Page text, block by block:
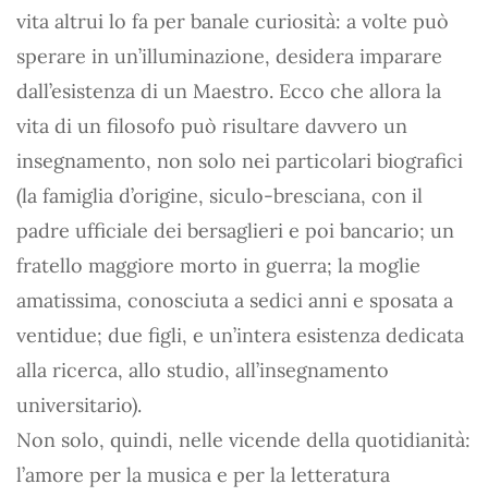
vita altrui lo fa per banale curiosità: a volte può
sperare in un’illuminazione, desidera imparare
dall’esistenza di un Maestro. Ecco che allora la
vita di un filosofo può risultare davvero un
insegnamento, non solo nei particolari biografici
(la famiglia d’origine, siculo-bresciana, con il
padre ufficiale dei bersaglieri e poi bancario; un
fratello maggiore morto in guerra; la moglie
amatissima, conosciuta a sedici anni e sposata a
ventidue; due figli, e un’intera esistenza dedicata
alla ricerca, allo studio, all’insegnamento
universitario).
Non solo, quindi, nelle vicende della quotidianità:
l’amore per la musica e per la letteratura